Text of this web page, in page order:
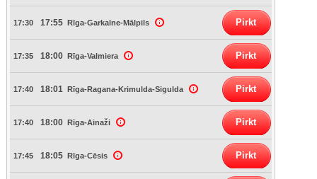
17:30 17:55 Rīga-Garkalne-Mālpils Pirkt
17:35 18:00 Rīga-Valmiera Pirkt
17:40 18:01 Rīga-Ragana-Krimulda-Sigulda Pirkt
17:40 18:00 Rīga-Ainaži Pirkt
17:45 18:05 Rīga-Cēsis Pirkt